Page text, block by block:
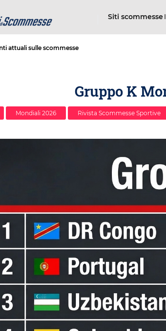
Siti scommesse
attuali sulle scommesse
Gruppo K
Mondiali 2026 Rivista Scommesse Sportive